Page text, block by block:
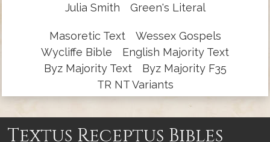
Julia Smith
Green's Literal
Masoretic Text
Wessex Gospels
Wycliffe Bible
English Majority Text
Byz Majority Text
Byz Majority F35
TR NT Variants
Textus Receptus Bibles